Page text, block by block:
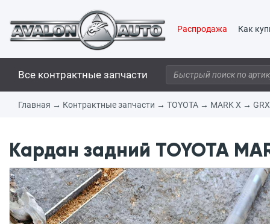
Распродажа Как
Все контрактные запчасти
Главная → Контрактные запчасти → TOYOTA → MARK X →
Кардан задний TOYOTA